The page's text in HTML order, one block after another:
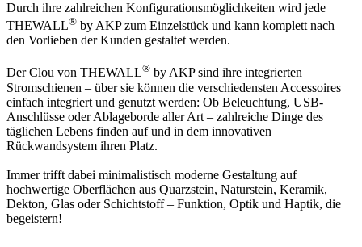
Durch ihre zahlreichen Konfigurationsmöglichkeiten wird jede
THEWALL® by AKP zum Einzelstück und kann komplett nach
den Vorlieben der Kunden gestaltet werden.
Der Clou von THEWALL® by AKP sind ihre integrierten
Stromschienen – über sie können die verschiedensten Accessoires
einfach integriert und genutzt werden: Ob Beleuchtung, USB-
Anschlüsse oder Ablageborde aller Art – zahlreiche Dinge des
täglichen Lebens finden auf und in dem innovativen
Rückwandsystem ihren Platz.
Immer trifft dabei minimalistisch moderne Gestaltung auf
hochwertige Oberflächen aus Quarzstein, Naturstein, Keramik,
Dekton, Glas oder Schichtstoff – Funktion, Optik und Haptik, die
begeistern!